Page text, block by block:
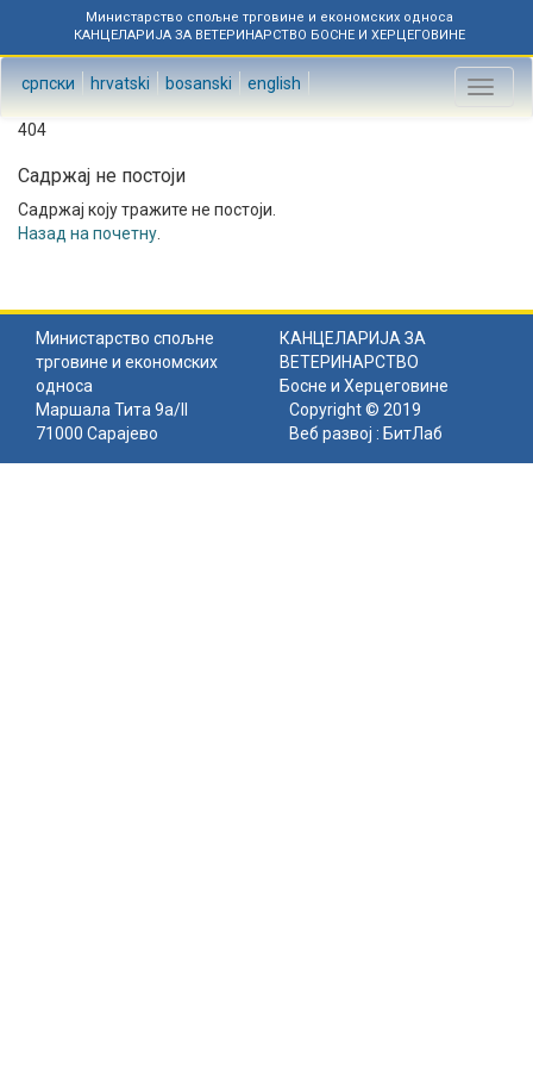
Министарство спољне трговине и економских односа
КАНЦЕЛАРИЈА ЗА ВЕТЕРИНАРСТВО БОСНЕ И ХЕРЦЕГОВИНЕ
српски hrvatski bosanski english
Toggle
404
Садржај не постоји
Садржај коју тражите не постоји.
Назад на почетну
Министарство спољне
трговине и економских
односа
КАНЦЕЛАРИЈА ЗА
ВЕТЕРИНАРСТВО
Босне и Херцеговине
Маршала Тита 9а/II
71000 Сарајево
Copyright © 2019
Веб развој : БитЛаб